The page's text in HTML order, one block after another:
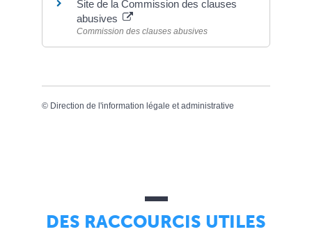
Site de la Commission des clauses
abusives
Commission des clauses abusives
© Direction de l'information légale et administrative
DES RACCOURCIS UTILES